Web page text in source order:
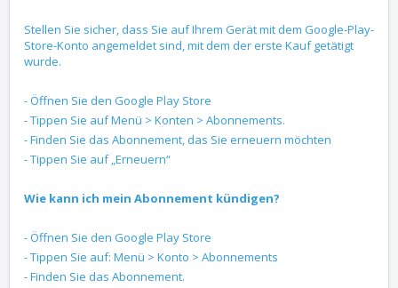
Stellen Sie sicher, dass Sie auf Ihrem Gerät mit dem Google-Play-
Store-Konto angemeldet sind, mit dem der erste Kauf getätigt
wurde.
- Öffnen Sie den Google Play Store
- Tippen Sie auf Menü > Konten > Abonnements.
- Finden Sie das Abonnement, das Sie erneuern möchten
- Tippen Sie auf „Erneuern“
Wie kann ich mein Abonnement kündigen?
- Öffnen Sie den Google Play Store
- Tippen Sie auf: Menü > Konto > Abonnements
- Finden Sie das Abonnement.